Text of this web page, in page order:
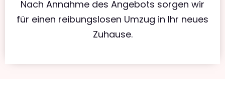
Nach Annahme des Angebots sorgen wir
für einen reibungslosen Umzug in Ihr neues
Zuhause.